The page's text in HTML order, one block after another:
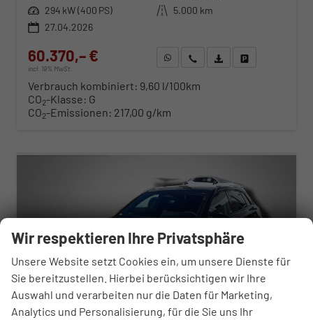
Leistung 294 kW (400 PS) Kilometerstand 5.000 km
27.04.2026
60.370,– €
incl. 19% MwSt.
WhatsApp anfragen
Wir rufen Sie anFahrzeugexposé (PDF)
Verbrauch kombiniert: 9,60 l/100km
CO2-Klasse: G
CO2-Emissionen: 217,00 g/km
Wir respektieren Ihre Privatsphäre
Unsere Website setzt Cookies ein, um unsere Dienste für
Sie bereitzustellen. Hierbei berücksichtigen wir Ihre
Auswahl und verarbeiten nur die Daten für Marketing,
Analytics und Personalisierung, für die Sie uns Ihr